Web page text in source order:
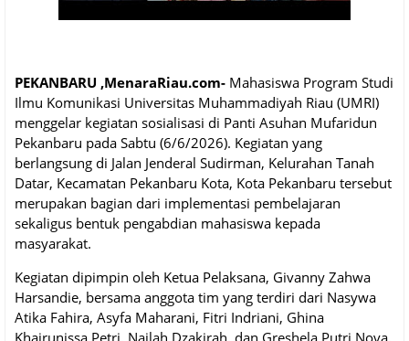
PEKANBARU ,MenaraRiau.com- Mahasiswa Program Studi
Ilmu Komunikasi Universitas Muhammadiyah Riau (UMRI)
menggelar kegiatan sosialisasi di Panti Asuhan Mufaridun
Pekanbaru pada Sabtu (6/6/2026). Kegiatan yang
berlangsung di Jalan Jenderal Sudirman, Kelurahan Tanah
Datar, Kecamatan Pekanbaru Kota, Kota Pekanbaru tersebut
merupakan bagian dari implementasi pembelajaran
sekaligus bentuk pengabdian mahasiswa kepada
masyarakat.
Kegiatan dipimpin oleh Ketua Pelaksana, Givanny Zahwa
Harsandie, bersama anggota tim yang terdiri dari Nasywa
Atika Fahira, Asyfa Maharani, Fitri Indriani, Ghina